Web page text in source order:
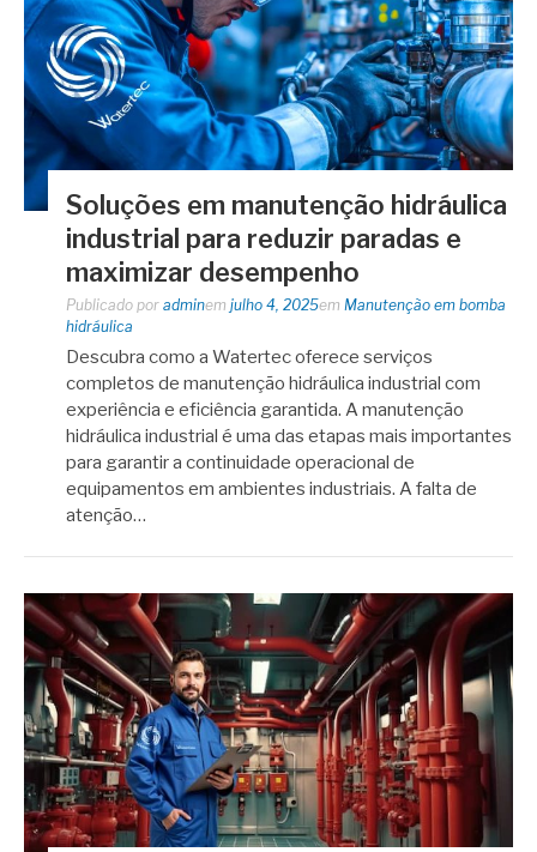
Soluções em manutenção hidráulica
industrial para reduzir paradas e
maximizar desempenho
Publicado por adminem julho 4, 2025em Manutenção em bomba
hidráulica
Descubra como a Watertec oferece serviços
completos de manutenção hidráulica industrial com
experiência e eficiência garantida. A manutenção
hidráulica industrial é uma das etapas mais importantes
para garantir a continuidade operacional de
equipamentos em ambientes industriais. A falta de
atenção…